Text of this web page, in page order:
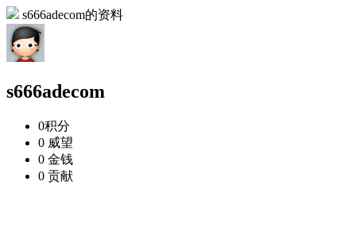
s666adecom的资料
s666adecom
0积分
0 威望
0 金钱
0 贡献